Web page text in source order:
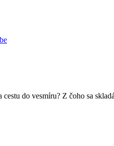
do vesmíru? Z čoho sa